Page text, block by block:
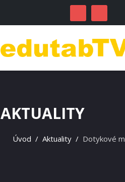
AKTUALITY
Úvod Aktuality Dotykové